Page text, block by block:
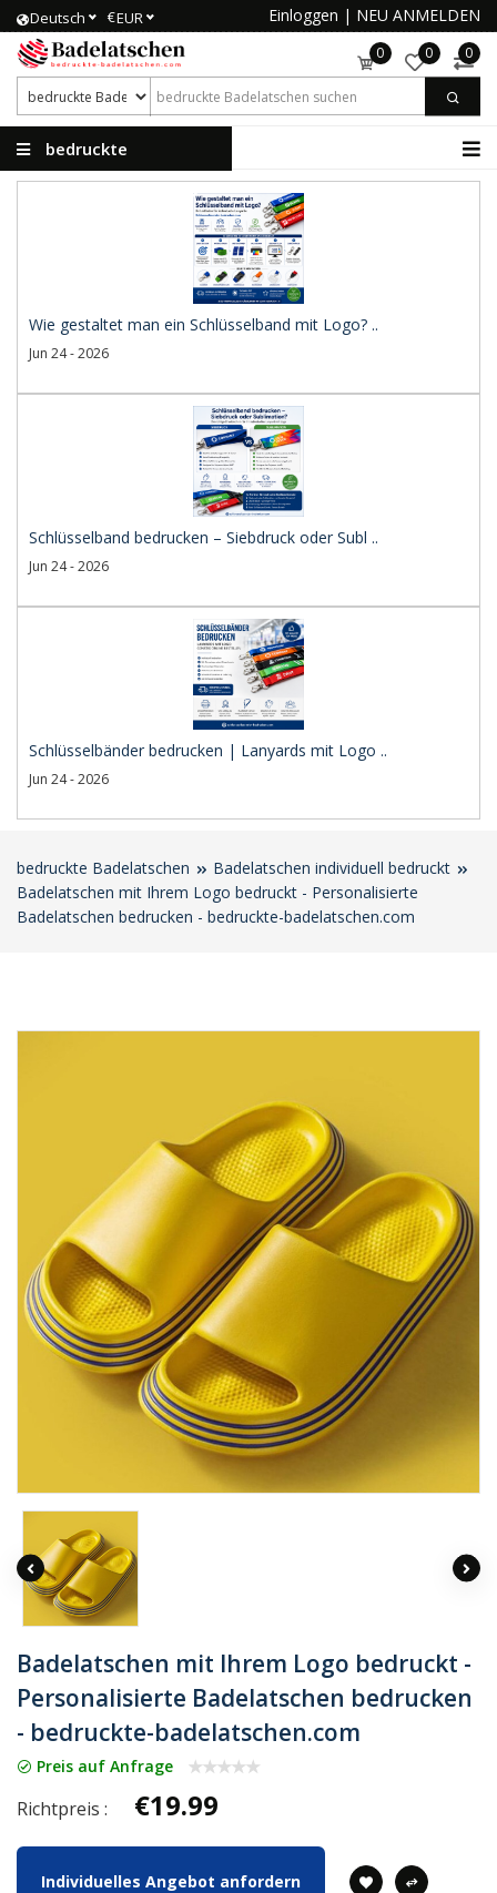
Deutsch €EUR Einloggen | NEU ANMELDEN
0 0 0
bedruckte
Wie gestaltet man ein Schlüsselband mit Logo? ..
Jun 24 - 2026
Schlüsselband bedrucken – Siebdruck oder Subl ..
Jun 24 - 2026
Schlüsselbänder bedrucken | Lanyards mit Logo ..
Jun 24 - 2026
bedruckte Badelatschen
Badelatschen individuell bedruckt
Badelatschen mit Ihrem Logo bedruckt - Personalisierte
Badelatschen bedrucken - bedruckte-badelatschen.com
Badelatschen mit Ihrem Logo bedruckt -
Personalisierte Badelatschen bedrucken
- bedruckte-badelatschen.com
Preis auf Anfrage
Richtpreis : €19.99
Individuelles Angebot anfordern